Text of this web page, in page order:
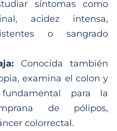
síntomas como
acidez intensa,
o sangrado
Conocida también
examina el colon y
para la
de pólipos,
colorrectal.